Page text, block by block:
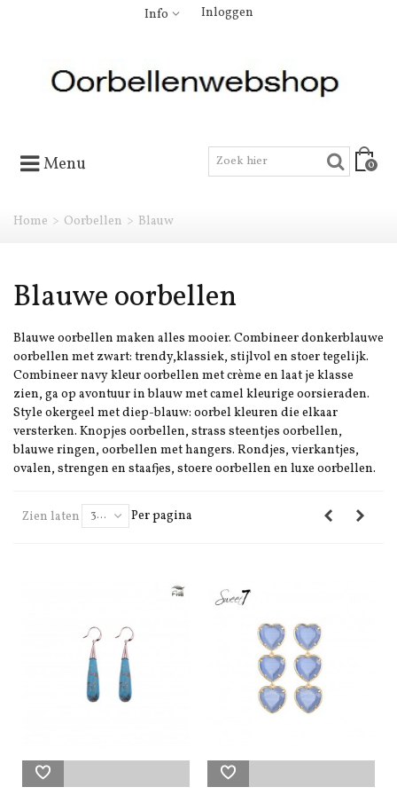
Info Inloggen
Menu 0
Home > Oorbellen > Blauw
Blauwe oorbellen
Blauwe oorbellen maken alles mooier. Combineer donkerblauwe
oorbellen met zwart: trendy,klassiek, stijlvol en stoer tegelijk.
Combineer navy kleur oorbellen met crème en laat je klasse
zien, ga op avontuur in blauw met camel kleurige oorsieraden.
Style okergeel met diep-blauw: oorbel kleuren die elkaar
versterken. Knopjes oorbellen, strass steentjes oorbellen,
blauwe ringen, oorbellen met hangers. Rondjes, vierkantjes,
ovalen, strengen en staafjes, stoere oorbellen en luxe oorbellen.
Zien laten 30 Per pagina